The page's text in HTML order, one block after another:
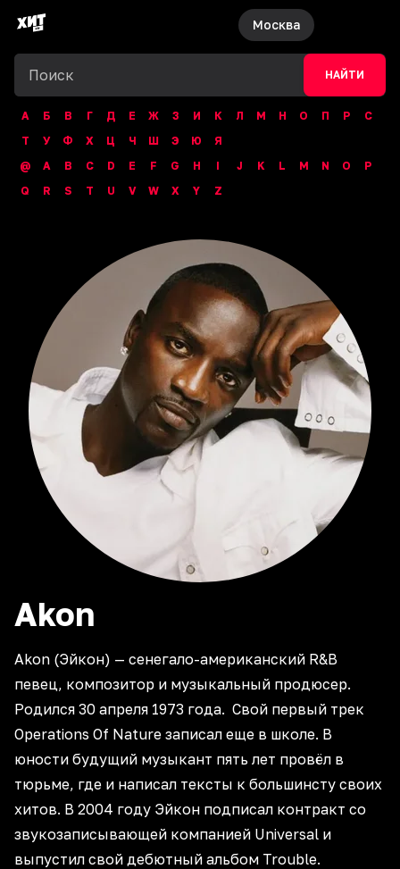
Москва
НАЙТИ
А Б В Г Д Е Ж З И К Л М Н О П Р
С
Т
У Ф Х Ц Ч Ш Э Ю
Я
@
A B C D E F G H I J K L M N O
P
Q
R S T U V W X Y Z
Akon
Akon (Эйкон) — сенегало-американский R&B
певец, композитор и музыкальный продюсер.
Родился 30 апреля 1973 года. Свой первый трек
Operations Of Nature записал еще в школе. В
юности будущий музыкант пять лет провёл в
тюрьме, где и написал тексты к большинсту своих
хитов. В 2004 году Эйкон подписал контракт со
звукозаписывающей компанией Universal и
выпустил свой дебютный альбом Trouble.